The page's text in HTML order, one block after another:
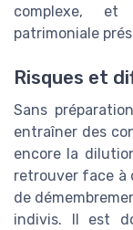
complexe,
patrimoniale
Risques et
Sans
entraîner des
encore la
retrouver face à
de
indivis. Il est